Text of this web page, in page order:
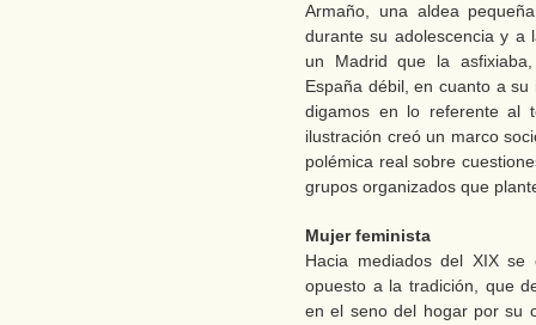
Armaño, una aldea
durante su adolescencia y a
un Madrid que la
España débil, en cuanto a
digamos en lo referente al
ilustración creó un marco
polémica real sobre
grupos organizados que
Mujer feminista
Hacia mediados del XIX se
opuesto a la tradición, que
en el seno del hogar por su